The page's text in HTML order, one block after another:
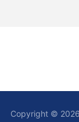
Copyright ©